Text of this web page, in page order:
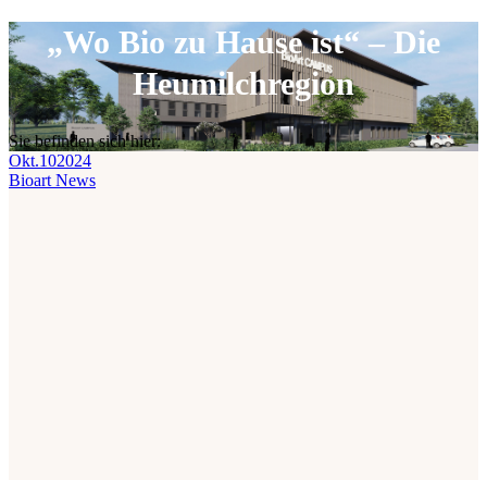
„Wo Bio zu Hause ist“ – Die
Heumilchregion
Sie befinden sich hier:
Okt.102024
Bioart News